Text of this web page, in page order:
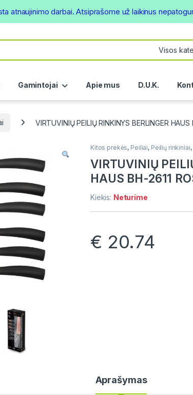
Gamintojai Apie mus D.U.K.
VIRTUVINIŲ PEILIŲ RINKINYS BERLINGER
Kitos prekės, Peiliai, Peilių rinkiniai,
VIRTUVINIŲ
HAUS BH-2611
Kiekis: Neturime
€ 20.74
Aprašymas
atnaujinimo darbai. Atsiprašome už laikinus